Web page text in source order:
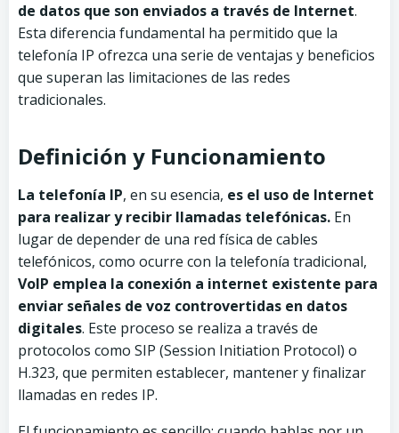
de datos que son enviados a través de Internet.
Esta diferencia fundamental ha permitido que la
telefonía IP ofrezca una serie de ventajas y beneficios
que superan las limitaciones de las redes
tradicionales.
Definición y Funcionamiento
La telefonía IP, en su esencia, es el uso de Internet
para realizar y recibir llamadas telefónicas. En
lugar de depender de una red física de cables
telefónicos, como ocurre con la telefonía tradicional,
VoIP emplea la conexión a internet existente para
enviar señales de voz controvertidas en datos
digitales. Este proceso se realiza a través de
protocolos como SIP (Session Initiation Protocol) o
H.323, que permiten establecer, mantener y finalizar
llamadas en redes IP.